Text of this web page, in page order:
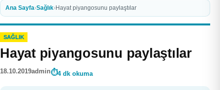
Ana Sayfa›Sağlık›Hayat piyangosunu paylaştılar
SAĞLIK
Hayat piyangosunu paylaştılar
18.10.2019admin 4 dk okuma